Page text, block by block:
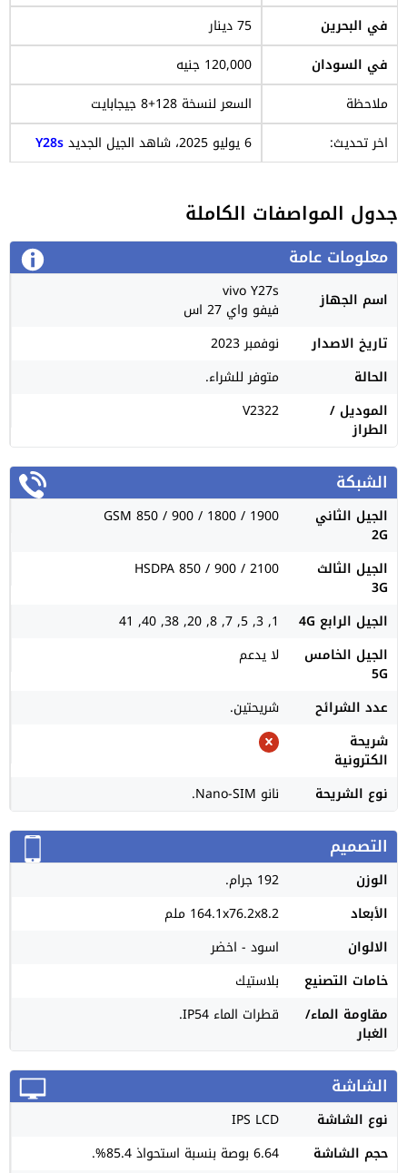
في البحرين
75 دينار
في السودان
120,000 جنيه
ملاحظة
السعر لنسخة 128+8 جيجابايت
اخر تحديث:
6 يوليو 2025، شاهد الجيل الجديد Y28s
جدول المواصفات الكاملة
معلومات عامة
اسم الجهاز vivo Y27s
فيفو واي 27 اس
تاريخ الاصدار
نوفمبر 2023
الحالة
متوفر للشراء.
الموديل /
الطراز
V2322
الشبكة
الجيل الثاني
2G
GSM 850 / 900 / 1800 / 1900
الجيل الثالث
3G
HSDPA 850 / 900 / 2100
الجيل الرابع 4G
1, 3, 5, 7, 8, 20, 38, 40, 41
الجيل الخامس
5G
لا يدعم
عدد الشرائح
شريحتين.
شريحة
الكترونية
نوع الشريحة
نانو Nano-SIM.
التصميم
الوزن
192 جرام.
الأبعاد
164.1x76.2x8.2 ملم
الالوان
اسود - اخضر
خامات التصنيع
بلاستيك
مقاومة الماء/
الغبار
قطرات الماء IP54.
الشاشة
نوع الشاشة
IPS LCD
حجم الشاشة
6.64 بوصة بنسبة استحواذ 85.4%.